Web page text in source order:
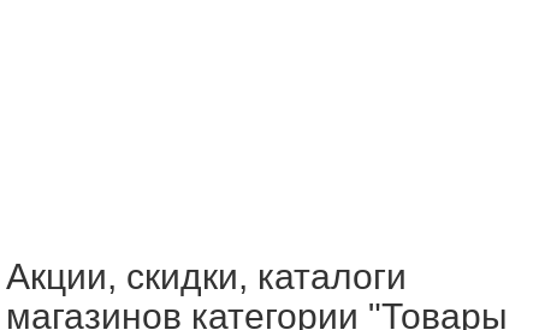
Акции, скидки, каталоги
магазинов категории "Товары